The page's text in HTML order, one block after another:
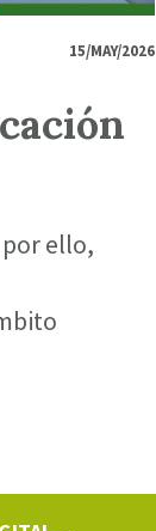
15/MAY/2026
ello,